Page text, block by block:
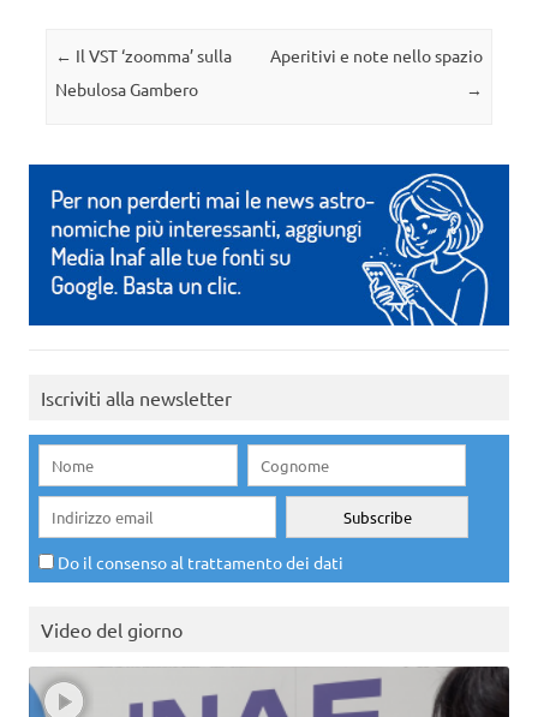
Navigazione articolo
← Il VST ‘zoomma’ sulla
Nebulosa Gambero
Aperitivi e note nello spazio
→
Iscriviti alla newsletter
Do il consenso al trattamento dei dati
Video del giorno